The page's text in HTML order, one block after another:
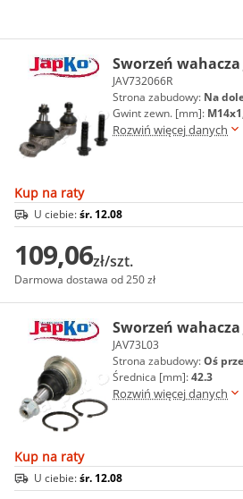
Sworzeń wahacza
JAV732066R
Strona zabudowy: Na
Gwint zewn. [mm]:
Rozwiń więcej danych
Kup na raty
U ciebie:śr. 12.08
109,06zł/szt.
Darmowa dostawa od 250 zł
Sworzeń wahacza
JAV73L03
Strona zabudowy:Oś
Średnica [mm]:42.3
Rozwiń więcej danych
Kup na raty
U ciebie:śr. 12.08